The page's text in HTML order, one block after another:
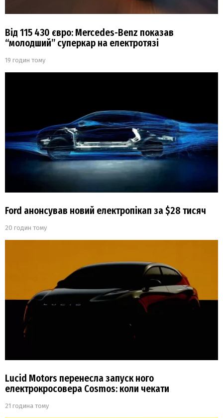
Від 115 430 євро: Mercedes-Benz показав
“молодший” суперкар на електротязі
19 годин тому
Ford анонсував новий електропікап за $28 тисяч
20 годин тому
Lucid Motors перенесла запуск ного
електрокросовера Cosmos: коли чекати
21 година тому